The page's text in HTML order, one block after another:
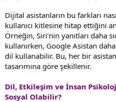
Dijital asistanların bu farkları
kullanıcı kitlesine hitap ettiğini
Örneğin, Siri’nin yanıtları daha
kullanırken, Google Asistan
dil kullanabilir. Bu, her bir
tasarımına göre şekillenir.
Dil, Etkileşim ve İnsan
Sosyal Olabilir?